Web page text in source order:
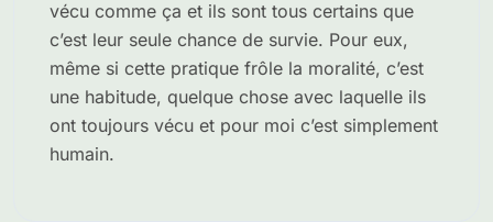
vécu comme ça et ils sont tous certains que
c’est leur seule chance de survie. Pour eux,
même si cette pratique frôle la moralité, c’est
une habitude, quelque chose avec laquelle ils
ont toujours vécu et pour moi c’est simplement
humain.